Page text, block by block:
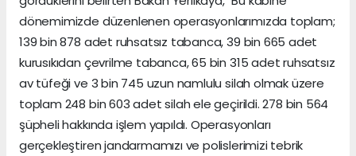
dönemimizde düzenlenen operasyonlarımızda toplam;
139 bin 878 adet ruhsatsız tabanca, 39 bin 665 adet
kurusıkıdan çevrilme tabanca, 65 bin 315 adet ruhsatsız
av tüfeği ve 3 bin 745 uzun namlulu silah olmak üzere
toplam 248 bin 603 adet silah ele geçirildi. 278 bin 564
şüpheli hakkında işlem yapıldı. Operasyonları
gerçekleştiren jandarmamızı ve polislerimizi tebrik